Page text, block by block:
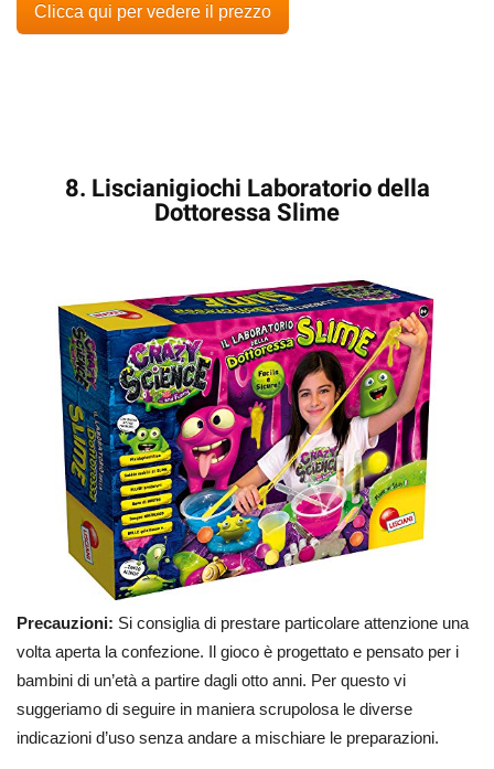
Clicca qui per vedere il prezzo
8. Liscianigiochi Laboratorio della
Dottoressa Slime
Precauzioni: Si consiglia di prestare particolare attenzione una
volta aperta la confezione. Il gioco è progettato e pensato per i
bambini di un’età a partire dagli otto anni. Per questo vi
suggeriamo di seguire in maniera scrupolosa le diverse
indicazioni d’uso senza andare a mischiare le preparazioni.